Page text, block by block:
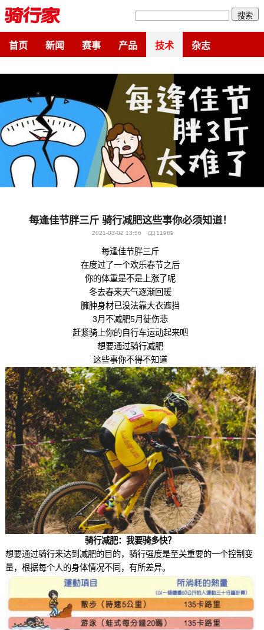
搜索
首页 新闻 赛事 产品 技术 杂志
每逢佳节胖三斤 骑行减肥这些事你必须知道！
2021-03-02 13:56 11969
每逢佳节胖三斤
在度过了一个欢乐春节之后
你的体重是不是上涨了呢
冬去春来天气逐渐回暖
臃肿身材已没法靠大衣遮挡
3月不减肥5月徒伤悲
赶紧骑上你的自行车运动起来吧
想要通过骑行减肥
这些事你不得不知道
骑行减肥：我要骑多快？
想要通过骑行来达到减肥的目的，骑行强度是至关重要的一个控制变
量，根据每个人的身体情况不同，有所差异。